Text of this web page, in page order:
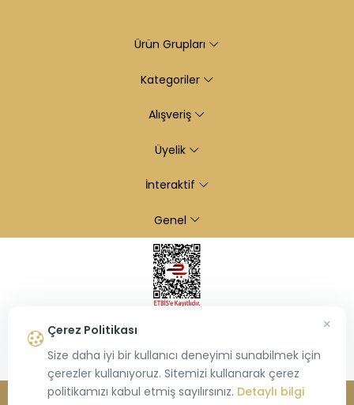
Ürün Grupları
Kategoriler
Alışveriş
Üyelik
İnteraktif
Genel
© 2026 Kiraz Altın- Tüm hakları saklıdır.
Çerez Politikası
Size daha iyi bir kullanıcı deneyimi sunabilmek için
çerezler kullanıyoruz. Sitemizi kullanarak çerez
politikamızı kabul etmiş sayılırsınız. Detaylı bilgi
×